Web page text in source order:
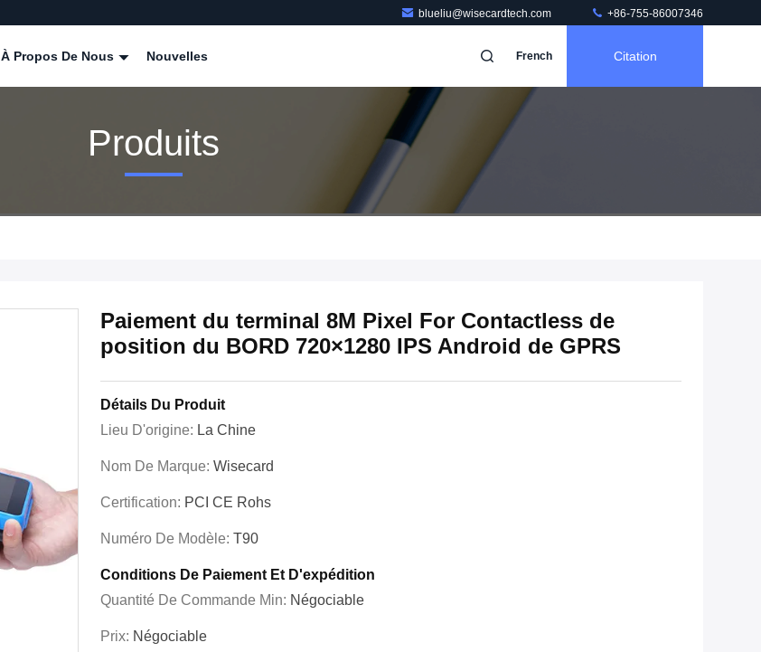
blueliu@wisecardtech.com +86-755-86007346
À Propos De Nous Nouvelles French Citation
Produits
Paiement du terminal 8M Pixel For Contactless de
position du BORD 720×1280 IPS Android de GPRS
Détails Du Produit
Lieu D'origine: La Chine
Nom De Marque: Wisecard
Certification: PCI CE Rohs
Numéro De Modèle: T90
Conditions De Paiement Et D'expédition
Quantité De Commande Min: Négociable
Prix: Négociable